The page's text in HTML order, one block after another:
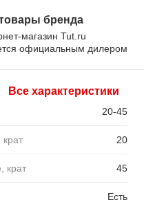
бренда
магазин Tut.ru
официальным дилером
Все характеристики
20-45
20
крат 45
Есть